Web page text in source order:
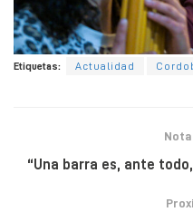
Etiquetas: Actualidad
“Una barra es, ante